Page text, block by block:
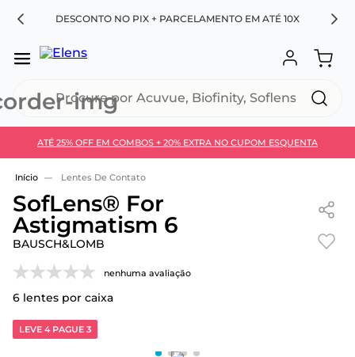
DESCONTO NO PIX + PARCELAMENTO EM ATÉ 10X
ATÉ 25% OFF EM COMBOS + 20% EXTRA NO CUPOM ESQUENTA
Use 30HOJE e ganhe 30% OFF + economia extra no
Lentes De Contato
SofLens® For
Astigmatism 6
BAUSCH&LOMB
nenhuma avaliação
6 lentes por caixa
LEVE 4 PAGUE 3